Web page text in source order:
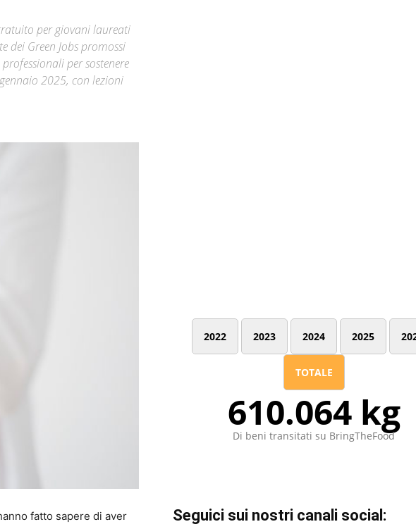
per giovani laureati
Green Jobs promossi
per sostenere
2025, con lezioni
fatto sapere di aver
2022 2023 2024 2025
TOTALE
610.064 kg
Di beni transitati su BringTheFood
Seguici sui nostri canali social: